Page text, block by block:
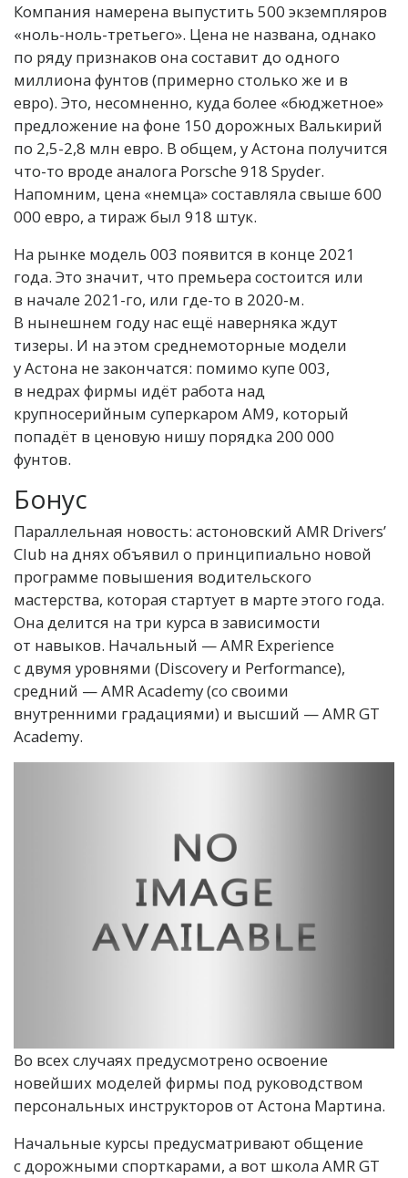
Компания намерена выпустить 500 экземпляров
«ноль-ноль-третьего». Цена не названа, однако
по ряду признаков она составит до одного
миллиона фунтов (примерно столько же и в
евро). Это, несомненно, куда более «бюджетное»
предложение на фоне 150 дорожных Валькирий
по 2,5-2,8 млн евро. В общем, у Астона получится
что-то вроде аналога Porsche 918 Spyder.
Напомним, цена «немца» составляла свыше 600
000 евро, а тираж был 918 штук.
На рынке модель 003 появится в конце 2021
года. Это значит, что премьера состоится или
в начале 2021-го, или где-то в 2020-м.
В нынешнем году нас ещё наверняка ждут
тизеры. И на этом среднемоторные модели
у Астона не закончатся: помимо купе 003,
в недрах фирмы идёт работа над
крупносерийным суперкаром AM9, который
попадёт в ценовую нишу порядка 200 000
фунтов.
Бонус
Параллельная новость: астоновский AMR Drivers’
Club на днях объявил о принципиально новой
программе повышения водительского
мастерства, которая стартует в марте этого года.
Она делится на три курса в зависимости
от навыков. Начальный — AMR Experience
с двумя уровнями (Discovery и Performance),
средний — AMR Academy (со своими
внутренними градациями) и высший — AMR GT
Academy.
Во всех случаях предусмотрено освоение
новейших моделей фирмы под руководством
персональных инструкторов от Астона Мартина.
Начальные курсы предусматривают общение
с дорожными спорткарами, а вот школа AMR GT